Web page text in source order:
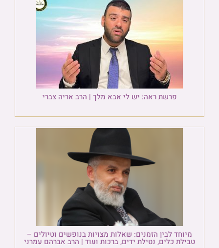
פרשת ראה: יש לי אבא מלך | הרב אריה צברי
מיוחד לבין הזמנים: שאלות מצויות בנופשים וטיולים –
טבילת כלים, נטילת ידים, ברכות ועוד | הרב אברהם עמרני